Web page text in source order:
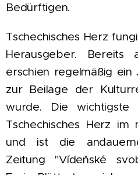
Bedürftigen.
Tschechisches Herz
Herausgeber.
erschien regelmäßig ein
zur Beilage der
wurde. Die wichtigste
Tschechisches Herz
und ist die
Zeitung "Vídeňské